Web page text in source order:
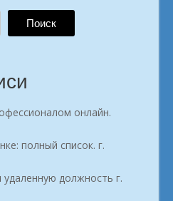
Поиск
онлайн.
полный список. г.
должность г.